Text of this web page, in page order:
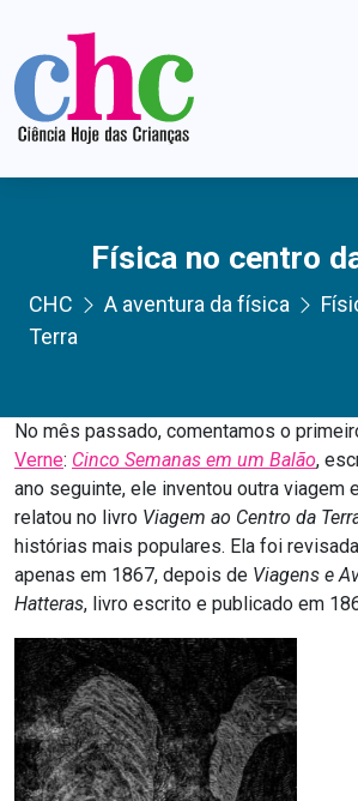
Física no centro
CHC A aventura da física
Terra
No mês passado, comentamos o
Verne: Cinco Semanas em um Balão,
ano seguinte, ele inventou outra viagem
relatou no livro Viagem ao Centro da
histórias mais populares. Ela foi
apenas em 1867, depois de Viagens e
Hatteras, livro escrito e publicado em